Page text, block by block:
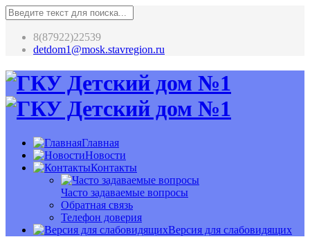
8(87922)22539
detdom1@mosk.stavregion.ru
Главная
Новости
Контакты
Часто задаваемые вопросы
Обратная связь
Телефон доверия
Версия для слабовидящих